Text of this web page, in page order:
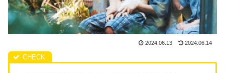
2024.06.13 2024.06.14